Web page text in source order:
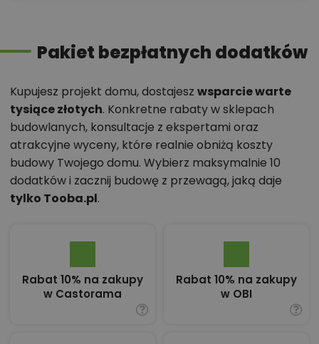
Pakiet bezpłatnych dodatków
Kupujesz projekt domu, dostajesz wsparcie warte
tysiące złotych. Konkretne rabaty w sklepach
budowlanych, konsultacje z ekspertami oraz
atrakcyjne wyceny, które realnie obniżą koszty
budowy Twojego domu. Wybierz maksymalnie 10
dodatków i zacznij budowę z przewagą, jaką daje
tylko Tooba.pl.
Rabat 10% na zakupy
w Castorama
Rabat 10% na zakupy
w OBI